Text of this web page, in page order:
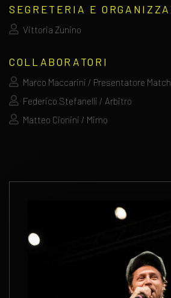
SEGRETERIA E
Vittoria Zunino
COLLABORATORI
Marco Maccarini / Presentatore Match
Federico Stefanelli / Arbitro
Matteo Cionini / Mimo